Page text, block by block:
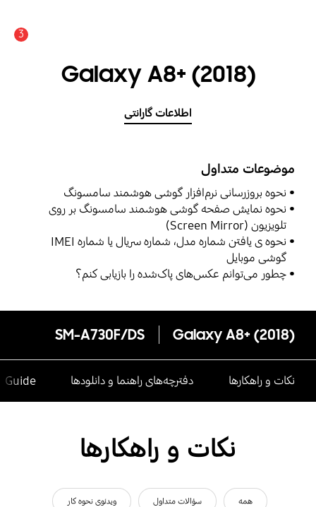
3
Galaxy A8+ ‎(2018)‎
اطلاعات گارانتی
موضوعات متداول
نحوه بروزرسانی نرم‌افزار گوشی هوشمند سامسونگ
نحوه نمایش صفحه گوشی هوشمند سامسونگ بر روی
تلویزیون (Screen Mirror)
نحوه ی یافتن شماره مدل، شماره سریال یا شماره IMEI
گوشی موبایل
چطور می‌توانم عکس‌های پاک‌شده را بازیابی کنم؟
Galaxy A8+ ‎(2018)‎
SM-A730F/DS
نکات و راهکارها دفترچه‌های راهنما و دانلودها
نکات و راهکارها
همه سؤالات متداول ویدئوی نحوه کار